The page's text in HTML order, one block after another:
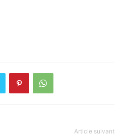
Article suivant